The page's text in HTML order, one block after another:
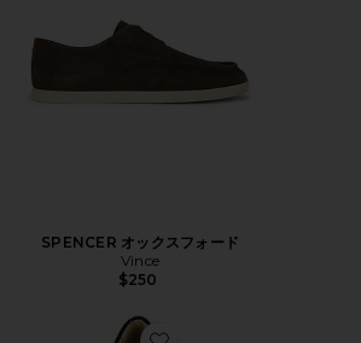
SPENCER オックスフォード
Vince
$250